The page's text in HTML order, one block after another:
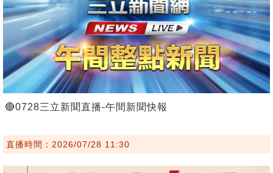
🔴0728三立新聞直播-午間新聞快報
直播時間：2026/07/28 11:30